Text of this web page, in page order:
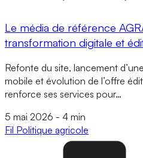
Le média de référence
transformation digitale et
Refonte du site, lancement
mobile et évolution de l’offre
renforce ses services pour…
5 mai 2026 - 4 min
Fil Politique agricole